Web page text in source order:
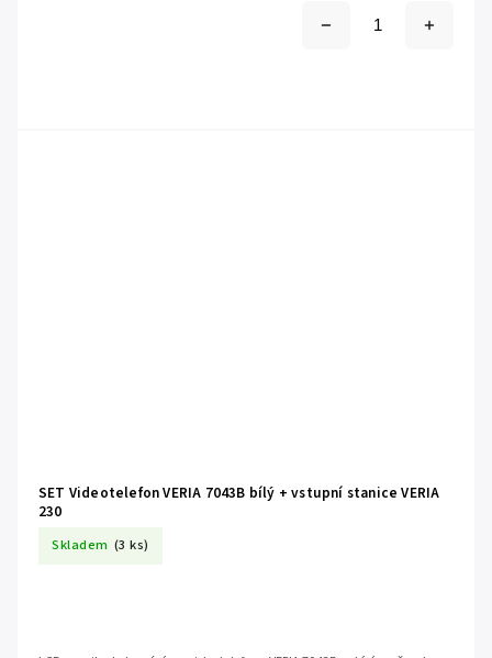
SET Videotelefon VERIA 7043B bílý + vstupní stanice VERIA
230
Skladem (3 ks)